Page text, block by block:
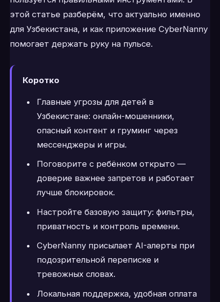
этой статье разберём, что актуально именно
для Узбекистана, и как приложение CyberNanny
помогает держать руку на пульсе.
Коротко
Главные угрозы для детей в
Узбекистане: онлайн-мошенники,
опасный контент и груминг через
мессенджеры и игры.
Поговорите с ребёнком открыто —
доверие важнее запретов и работает
лучше блокировок.
Настройте базовую защиту: фильтры,
приватность и контроль времени.
CyberNanny присылает AI-алерты при
подозрительной переписке и
тревожных словах.
Локальная поддержка, удобная оплата